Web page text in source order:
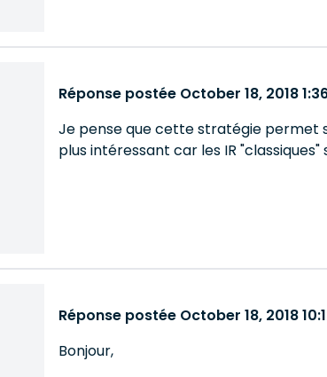
Réponse postée October 18, 2018
Je pense que cette stratégie permet
plus intéressant car les IR
Réponse postée October 18, 2018
Bonjour,